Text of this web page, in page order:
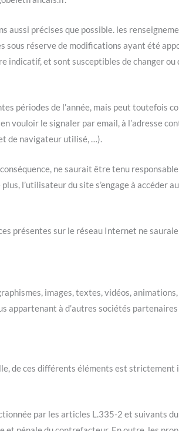
aussi précises que possible. les
réserve de modifications ayant été
et sont susceptibles de changer ou
périodes de l’année, mais peut toutefois
vouloir le signaler par email, à l’adresse
de navigateur utilisé, …).
ne saurait être tenu responsable
l’utilisateur du site s’engage à accéder
présentes sur le réseau Internet ne
images, textes, vidéos, animations,
appartenant à d’autres sociétés partenaires
de ces différents éléments est strictement
par les articles L.335-2 et suivants